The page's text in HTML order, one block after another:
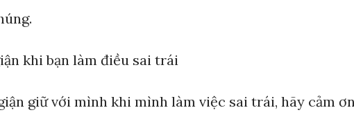
khi bạn làm điều sai trái
giữ với mình khi mình làm việc sai trái, hãy cảm